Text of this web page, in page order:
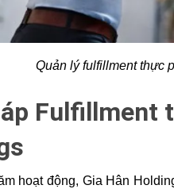
Quản lý fulfillment thực
Fulfillment
hoạt động, Gia Hân